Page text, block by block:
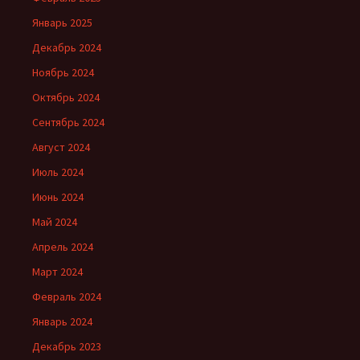
Январь 2025
Декабрь 2024
Ноябрь 2024
Октябрь 2024
Сентябрь 2024
Август 2024
Июль 2024
Июнь 2024
Май 2024
Апрель 2024
Март 2024
Февраль 2024
Январь 2024
Декабрь 2023